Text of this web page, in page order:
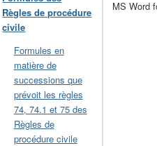
Règles de procédure
civile
Formules en
matière de
successions que
prévoit les règles
74, 74.1 et 75 des
Règles de
procédure civile
MS Word